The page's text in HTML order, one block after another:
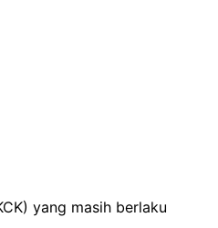
yang masih berlaku